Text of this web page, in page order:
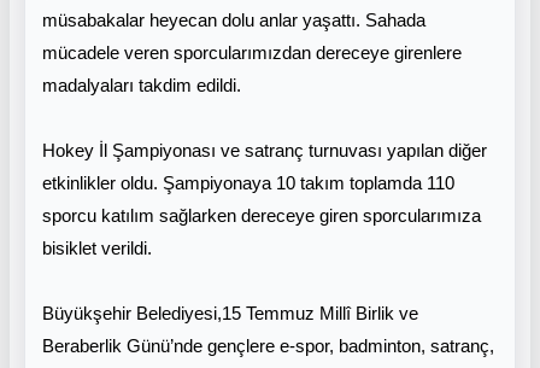
müsabakalar heyecan dolu anlar yaşattı. Sahada
mücadele veren sporcularımızdan dereceye girenlere
madalyaları takdim edildi.
Hokey İl Şampiyonası ve satranç turnuvası yapılan diğer
etkinlikler oldu. Şampiyonaya 10 takım toplamda 110
sporcu katılım sağlarken dereceye giren sporcularımıza
bisiklet verildi.
Büyükşehir Belediyesi,15 Temmuz Millî Birlik ve
Beraberlik Günü’nde gençlere e-spor, badminton, satranç,